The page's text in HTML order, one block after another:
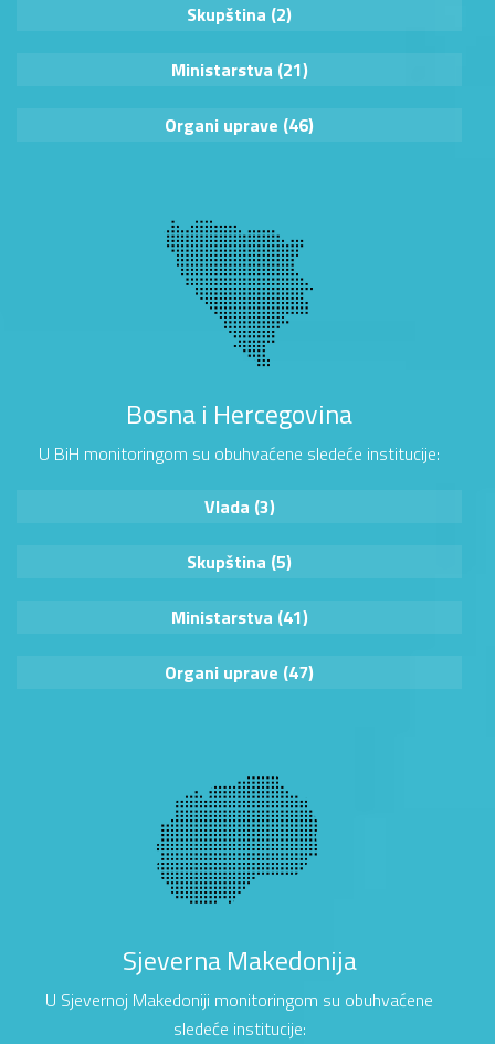
Skupština (2)
Ministarstva (21)
Organi uprave (46)
Bosna i Hercegovina
U BiH monitoringom su obuhvaćene sledeće institucije:
Vlada (3)
Skupština (5)
Ministarstva (41)
Organi uprave (47)
Sjeverna Makedonija
U Sjevernoj Makedoniji monitoringom su obuhvaćene
sledeće institucije: